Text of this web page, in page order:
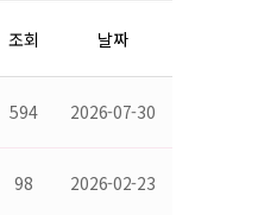
조회 날짜
594 2026-07-30
98 2026-02-23